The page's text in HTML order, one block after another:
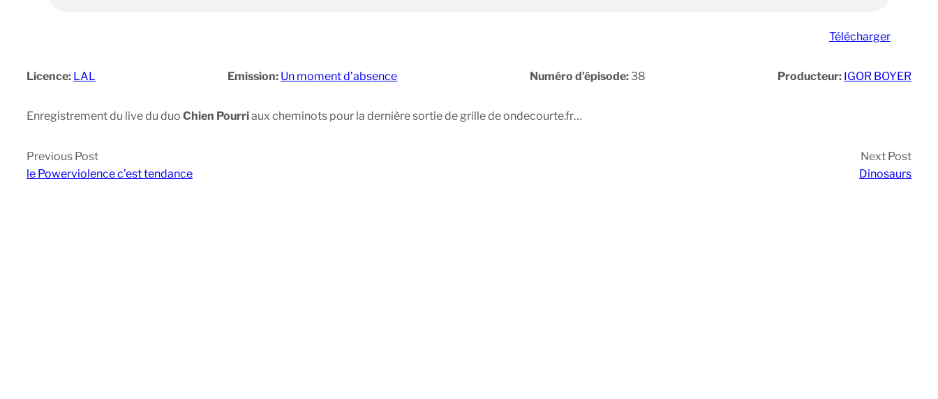
Télécharger
Licence: LAL Emission: Un moment d’absence Numéro d’épisode: 38 Producteur: IGOR BOYER
Enregistrement du live du duo Chien Pourriaux cheminots pour la dernière sortie de grille de ondecourte.fr…
Previous Post
le Powerviolence c’est tendance
Next Post
Dinosaurs